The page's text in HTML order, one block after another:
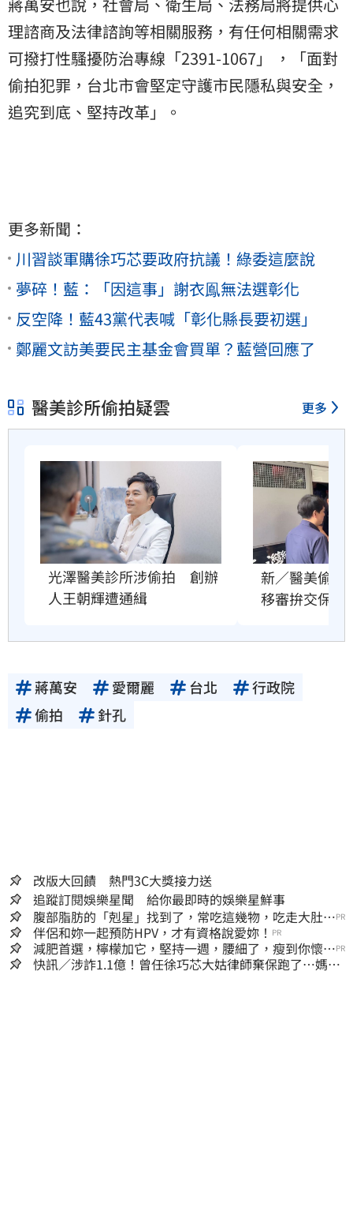
理諮商及法律諮詢等相關服務，有任何相關需求
可撥打性騷擾防治專線「2391-1067」 ，「面對
偷拍犯罪，台北市會堅定守護市民隱私與安全，
追究到底、堅持改革」。
更多新聞：
川習談軍購徐巧芯要政府抗議！綠委這麼說
夢碎！藍：「因這事」謝衣鳯無法選彰化
反空降！藍43黨代表喊「彰化縣長要初選」
鄭麗文訪美要民主基金會買單？藍營回應了
醫美診所偷拍疑雲 更多
光澤醫美診所涉偷拍　創辦
人王朝輝遭通緝
新／醫美偷拍
移審拚交保
蔣萬安 愛爾麗 台北
行政院
偷拍
針孔
改版大回饋 熱門3C大獎接力送
追蹤訂閱娛樂星聞 給你最即時的娛樂星鮮事
腹部脂肪的「剋星」找到了，常吃這幾物，吃走大肚
囊，瘦出小蠻腰
PR
伴侶和妳一起預防HPV，才有資格說愛妳！ PR
減肥首選，檸檬加它，堅持一週，腰細了，瘦到你懷疑
人生
PR
快訊／涉詐1.1億！曾任徐巧芯大姑律師棄保跑了…媽也